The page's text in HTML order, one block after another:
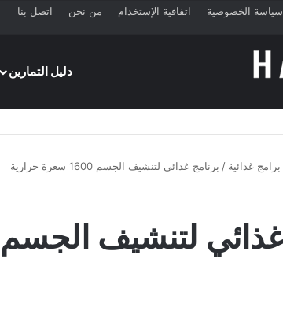
سياسة الخصوصية اتفاقية الإستخدام من نحن اتصل بنا
دليل التمارين
برامج غذائية / برنامج غذائي لتنشيف الجسم 1600 سعرة حرارية